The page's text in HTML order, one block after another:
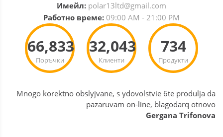
Имейл: polar13ltd@gmail.com
Работно време: 09:00 AM - 21:00 PM
Поръчки
66,833
Клиенти
32,043
Продукти
734
Mnogo korektno obslyjvane, s ydovolstvie 6te produlja da
pazaruvam on-line, blagodarq otnovo
Gergana Trifonova